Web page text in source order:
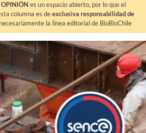
OPINIÓN es un espacio abierto, por lo que el
columna es deexclusiva responsabilidad de
la línea editorial de BioBioChile